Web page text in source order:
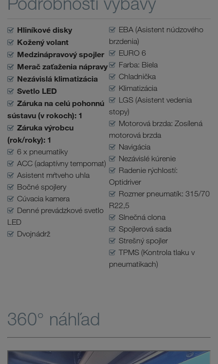
Hliníkové disky
Kožený volant
Medzinápravový spojler
Merač zaťaženia nápravy
Nezávislá klimatizácia
Svetlo LED
Záruka na celú pohonnú
sústavu (v rokoch): 1
Záruka výrobcu
(rok/roky): 1
6 x pneumatiky
ACC (adaptívny tempomat)
Asistent mŕtveho uhla
Bočné spojlery
Cúvacia kamera
Denné prevádzkové svetlo
LED
Dvojnádrž
EBA (Asistent núdzového
brzdenia)
EURO 6
Farba: Biela
Chladnička
Klimatizácia
LGS (Asistent vedenia
stopy)
Motorová brzda: Zosílená
motorová brzda
Navigácia
Nezávislé kúrenie
Radenie rýchlostí:
Optidriver
Rozmer pneumatík: 315/70
R22,5
Slnečná clona
Spojlerová sada
Strešný spojler
TPMS (Kontrola tlaku v
pneumatikach)
360° náhľad